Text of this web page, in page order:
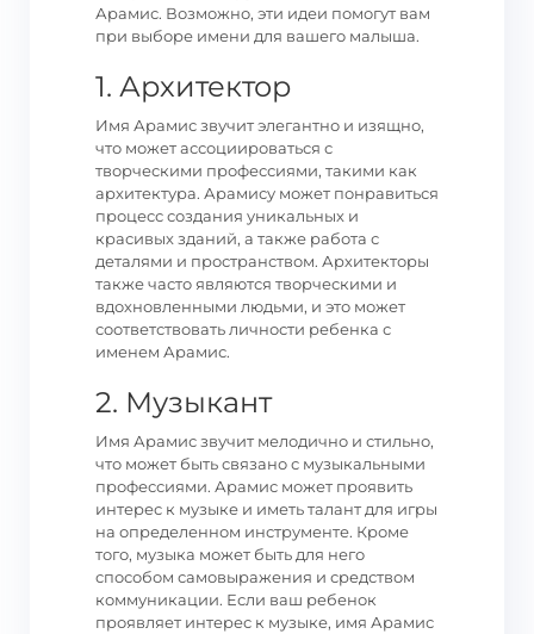
Арамис. Возможно, эти идеи помогут вам
при выборе имени для вашего малыша.
1. Архитектор
Имя Арамис звучит элегантно и изящно,
что может ассоциироваться с
творческими профессиями, такими как
архитектура. Арамису может понравиться
процесс создания уникальных и
красивых зданий, а также работа с
деталями и пространством. Архитекторы
также часто являются творческими и
вдохновленными людьми, и это может
соответствовать личности ребенка с
именем Арамис.
2. Музыкант
Имя Арамис звучит мелодично и стильно,
что может быть связано с музыкальными
профессиями. Арамис может проявить
интерес к музыке и иметь талант для игры
на определенном инструменте. Кроме
того, музыка может быть для него
способом самовыражения и средством
коммуникации. Если ваш ребенок
проявляет интерес к музыке, имя Арамис